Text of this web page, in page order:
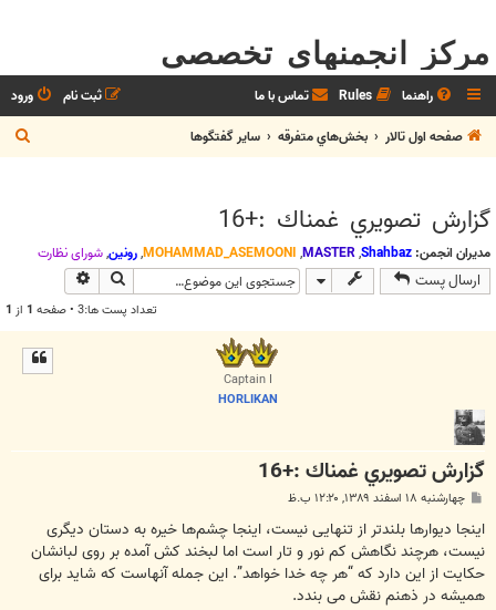
مرکز انجمنهای تخصصی
راهنما Rules تماس با ما ورود
ثبت نام
صفحه اول تالار
بخش‌‌هاي متفرقه ساير گفتگوها
س
گزارش تصويري غمناك :+16
مدیران انجمن: Shahbaz
,
MASTER
,
MOHAMMAD_ASEMOONI
,رونین,شوراي نظارت
ارسال پست جستجو
تعداد پست ها:3 • صفحه 1 از 1
Captain I
HORLIKAN
گزارش تصويري غمناك :+16
س
ت
چهارشنبه ۱۸ اسفند ۱۳۸۹, ۱۲:۲۰ ب.ظ
اینجا دیوارها بلندتر از تنهایی نیست، اینجا چشم‌ها خیره به دستان دیگری
نیست، هرچند نگاهش کم نور و تار است اما لبخند کش آمده بر روی لبانشان
حکایت از این دارد که “هر چه خدا خواهد”. این جمله آنهاست که شاید برای
همیشه در ذهنم نقش می بندد.